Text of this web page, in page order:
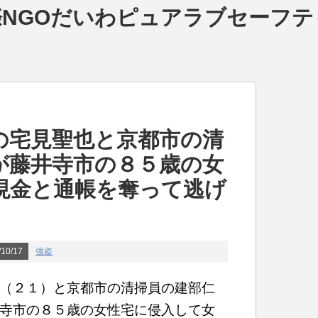
だいわピュアラブセーフテ
宅見聖也と京都市の清
藤井寺市の８５歳の女
金と通帳を奪って逃げ
17 強盗
２１）と京都市の清掃員の建部仁
市の８５歳の女性宅に侵入して女